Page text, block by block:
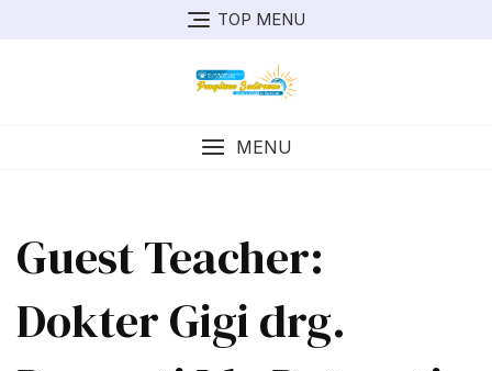
TOP MENU
MENU
Guest Teacher:
Dokter Gigi drg.